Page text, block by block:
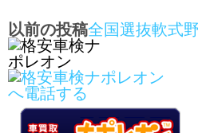
以前の投稿全国選抜軟式